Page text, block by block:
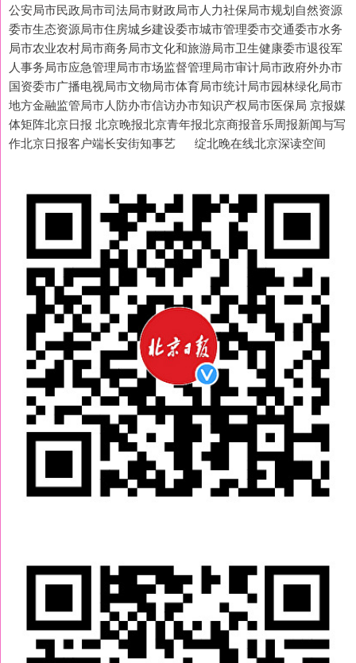
公安局市民政局市司法局市财政局市人力社保局市规划自然资源
委市生态资源局市住房城乡建设委市城市管理委市交通委市水务
局市农业农村局市商务局市文化和旅游局市卫生健康委市退役军
人事务局市应急管理局市市场监督管理局市审计局市政府外办市
国资委市广播电视局市文物局市体育局市统计局市园林绿化局市
地方金融监管局市人防办市信访办市知识产权局市医保局 京报媒
体矩阵北京日报 北京晚报北京青年报北京商报音乐周报新闻与写
作北京日报客户端长安街知事艺 绽北晚在线北京深读空间